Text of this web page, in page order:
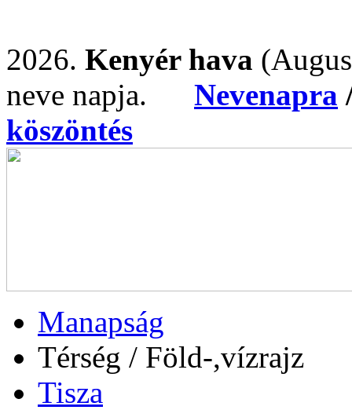
2026. Kenyér hava
neve napja. Nevenapra
köszöntés
Manapság
Térség / Föld-,vízrajz
Tisza